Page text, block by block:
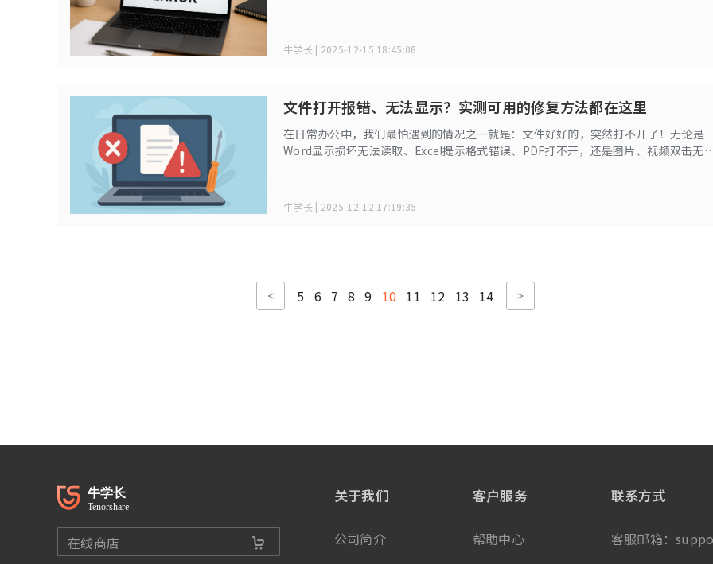
牛学长 | 2025-12-15 18:45:08
文件打开报错、无法显示？实测可用的修复方法都在这里
在日常办公中，我们最怕遇到的情况之一就是：文件好好的，突然打不开了！无论是
Word显示损坏无法读取、Excel提示格式错误、PDF打不开，还是图片、视频双击无
牛学长 | 2025-12-12 17:19:35
< 5 6 7 8 9 10 11 12 13 14 >
在线商店
关于我们
公司简介
客户服务
帮助中心
联系方式
客服邮箱：